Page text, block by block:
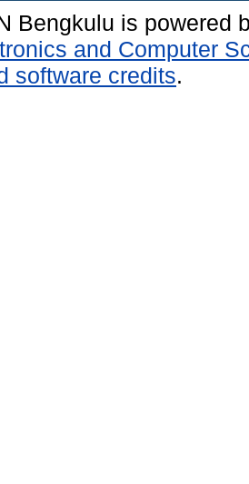
Bengkulu is powered
and Computer
software credits.